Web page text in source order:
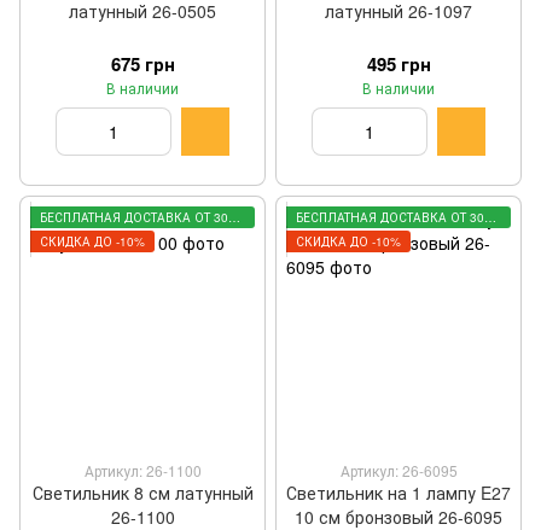
латунный 26-0505
675 грн
В наличии
латунный 26-1097
495 грн
В наличии
БЕСПЛАТНАЯ ДОСТАВКА ОТ 3000 ГРН
СКИДКА ДО -10%
Артикул: 26-1100
Светильник 8 см латунный
26-1100
БЕСПЛАТНАЯ ДОСТАВКА ОТ 3000 ГРН
СКИДКА ДО -10%
Артикул: 26-6095
Светильник на 1 лампу E27
10 см бронзовый 26-6095